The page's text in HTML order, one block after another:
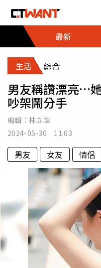
最新
生活 綜合
男友稱讚漂亮…
吵架鬧分手
編輯： 林立浩
2024-05-30 11:03
男友 女友 情侶